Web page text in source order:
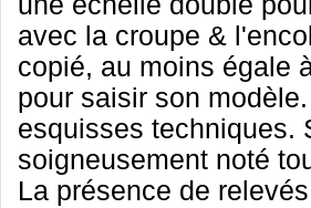
avec la croupe &
copié, au moins égale
pour saisir son
esquisses techniques.
soigneusement noté
La présence de